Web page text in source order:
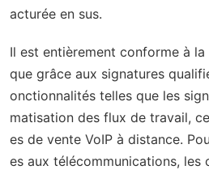
acturée en sus.
Il est entièrement conforme à
que grâce aux signatures
onctionnalités telles que les
matisation des flux de travail,
es de vente VoIP à distance.
es aux télécommunications, les